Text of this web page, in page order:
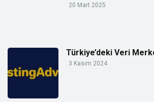
20 Mart 2025
Türkiye’deki Veri
3 Kasım 2024